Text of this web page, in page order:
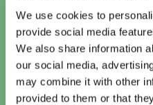
We use cookies to
provide social media
We also share information
our social media,
may combine it with other
provided to them or that
Vandaag